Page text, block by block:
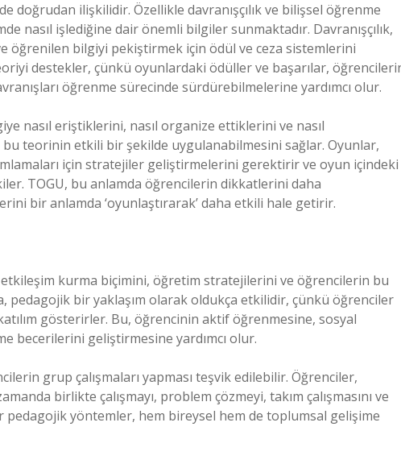
doğrudan ilişkilidir. Özellikle davranışçılık ve bilişsel öğrenme
nasıl işlediğine dair önemli bilgiler sunmaktadır. Davranışçılık,
öğrenilen bilgiyi pekiştirmek için ödül ve ceza sistemlerini
destekler, çünkü oyunlardaki ödüller ve başarılar,
öğrenme sürecinde sürdürebilmelerine yardımcı olur.
nasıl eriştiklerini, nasıl organize ettiklerini ve nasıl
bu teorinin etkili bir şekilde uygulanabilmesini sağlar. Oyunlar,
için stratejiler geliştirmelerini gerektirir ve oyun içindeki
TOGU, bu anlamda öğrencilerin dikkatlerini daha
bir anlamda ‘oyunlaştırarak’ daha etkili hale getirir.
kurma biçimini, öğretim stratejilerini ve öğrencilerin bu
pedagojik bir yaklaşım olarak oldukça etkilidir, çünkü öğrenciler
gösterirler. Bu, öğrencinin aktif öğrenmesine, sosyal
becerilerini geliştirmesine yardımcı olur.
grup çalışmaları yapması teşvik edilebilir. Öğrenciler,
birlikte çalışmayı, problem çözmeyi, takım çalışmasını ve
yöntemler, hem bireysel hem de toplumsal gelişime